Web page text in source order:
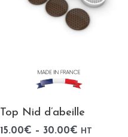
Top Nid d’abeille
15.00€ – 30.00€ HT